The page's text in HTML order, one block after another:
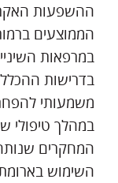
ההשפעות
הממוצעים
במרפאות
בדרישות
משמעותי
במהלך טיפולי
המחקרים
השימוש